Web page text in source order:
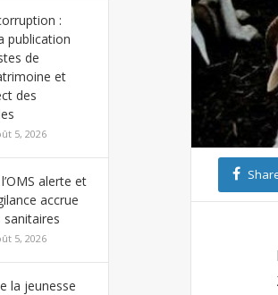
:
publication
de
et
des
5, 2026
alerte et
accrue
sanitaires
5, 2026
la jeunesse